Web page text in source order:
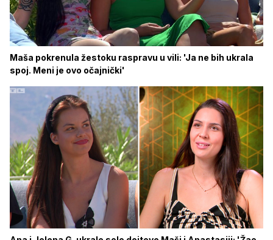
Maša pokrenula žestoku raspravu u vili: 'Ja ne bih ukrala
spoj. Meni je ovo očajnički'